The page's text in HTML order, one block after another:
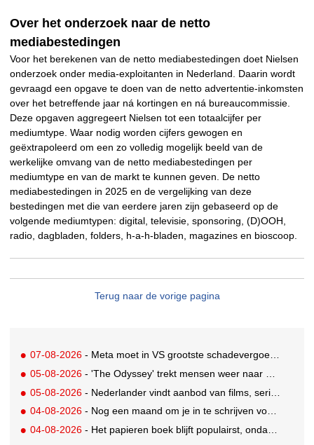
Over het onderzoek naar de netto
mediabestedingen
Voor het berekenen van de netto mediabestedingen doet Nielsen
onderzoek onder media-exploitanten in Nederland. Daarin wordt
gevraagd een opgave te doen van de netto advertentie-inkomsten
over het betreffende jaar ná kortingen en ná bureaucommissie.
Deze opgaven aggregeert Nielsen tot een totaalcijfer per
mediumtype. Waar nodig worden cijfers gewogen en
geëxtrapoleerd om een zo volledig mogelijk beeld van de
werkelijke omvang van de netto mediabestedingen per
mediumtype en van de markt te kunnen geven. De netto
mediabestedingen in 2025 en de vergelijking van deze
bestedingen met die van eerdere jaren zijn gebaseerd op de
volgende mediumtypen: digital, televisie, sponsoring, (D)OOH,
radio, dagbladen, folders, h-a-h-bladen, magazines en bioscoop.
Terug naar de vorige pagina
07-08-2026 - Meta moet in VS grootste schadevergoeding ooit betalen: 567 miljoen dollar
05-08-2026 - 'The Odyssey' trekt mensen weer naar de bioscoop
05-08-2026 - Nederlander vindt aanbod van films, series en sport vaak versnipperd
04-08-2026 - Nog een maand om je in te schrijven voor de Mercurs 2026
04-08-2026 - Het papieren boek blijft populairst, ondanks digitale alternatieven